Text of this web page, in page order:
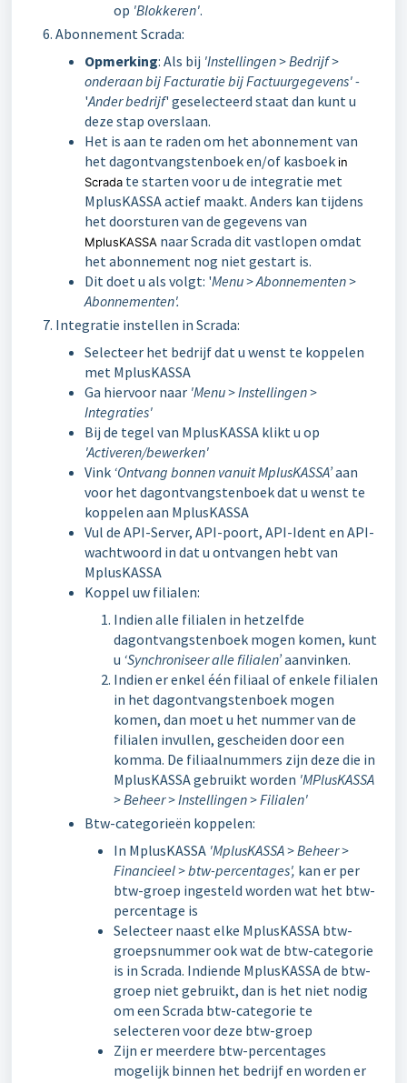
op 'Blokkeren'.
Abonnement Scrada:
Opmerking: Als bij 'Instellingen > Bedrijf >
onderaan bij Facturatie bij Factuurgegevens' -
'Ander bedrijf' geselecteerd staat dan kunt u
deze stap overslaan.
Het is aan te raden om het abonnement van
het dagontvangstenboek en/of kasboek in
Scrada te starten voor u de integratie met
MplusKASSA actief maakt. Anders kan tijdens
het doorsturen van de gegevens van
MplusKASSA naar Scrada dit vastlopen omdat
het abonnement nog niet gestart is.
Dit doet u als volgt: 'Menu > Abonnementen >
Abonnementen'.
Integratie instellen in Scrada:
Selecteer het bedrijf dat u wenst te koppelen
met MplusKASSA
Ga hiervoor naar 'Menu > Instellingen >
Integraties'
Bij de tegel van MplusKASSA klikt u op
'Activeren/bewerken'
Vink ‘Ontvang bonnen vanuit MplusKASSA’aan
voor het dagontvangstenboek dat u wenst te
koppelen aan MplusKASSA
Vul de API-Server, API-poort, API-Ident en API-
wachtwoord in dat u ontvangen hebt van
MplusKASSA
Koppel uw filialen:
Indien alle filialen in hetzelfde
dagontvangstenboek mogen komen, kunt
u ‘Synchroniseer alle filialen’aanvinken.
Indien er enkel één filiaal of enkele filialen
in het dagontvangstenboek mogen
komen, dan moet u het nummer van de
filialen invullen, gescheiden door een
komma. De filiaalnummers zijn deze die in
MplusKASSA gebruikt worden 'MPlusKASSA
> Beheer > Instellingen > Filialen'
Btw-categorieën koppelen:
In MplusKASSA 'MplusKASSA > Beheer >
Financieel > btw-percentages', kan er per
btw-groep ingesteld worden wat het btw-
percentage is
Selecteer naast elke MplusKASSA btw-
groepsnummer ook wat de btw-categorie
is in Scrada. Indiende MplusKASSA de btw-
groep niet gebruikt, dan is het niet nodig
om een Scrada btw-categorie te
selecteren voor deze btw-groep
Zijn er meerdere btw-percentages
mogelijk binnen het bedrijf en worden er